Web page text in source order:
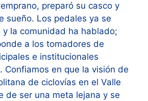
preparó su casco y
sueño. Los pedales ya se
la comunidad ha hablado;
a los tomadores de
e institucionales
Confiamos en que la visión de
de ciclovías en el Valle
de ser una meta lejana y se